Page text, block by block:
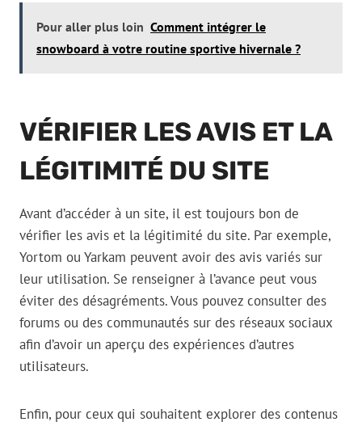
Pour aller plus loin Comment intégrer le
snowboard à votre routine sportive hivernale ?
VÉRIFIER LES AVIS ET LA
LÉGITIMITÉ DU SITE
Avant d’accéder à un site, il est toujours bon de
vérifier les avis et la légitimité du site. Par exemple,
Yortom ou Yarkam peuvent avoir des avis variés sur
leur utilisation. Se renseigner à l’avance peut vous
éviter des désagréments. Vous pouvez consulter des
forums ou des communautés sur des réseaux sociaux
afin d’avoir un aperçu des expériences d’autres
utilisateurs.
Enfin, pour ceux qui souhaitent explorer des contenus